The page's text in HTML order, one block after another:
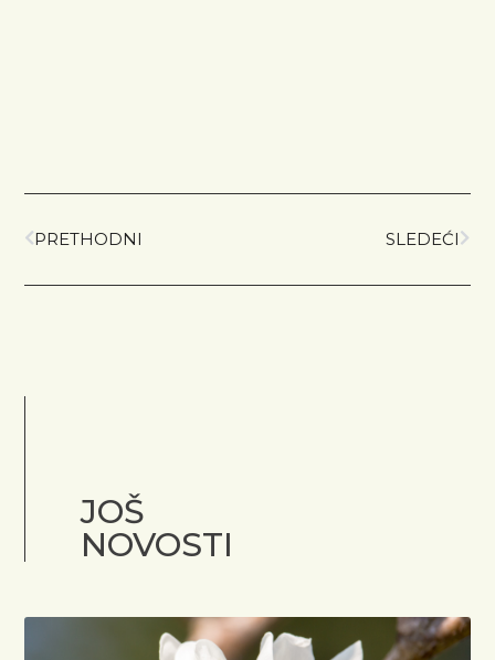
PRETHODNI SLEDEĆI
JOŠ
NOVOSTI